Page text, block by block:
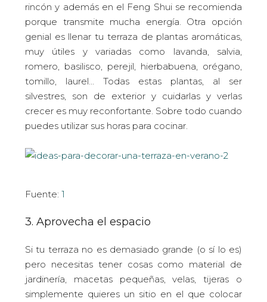
rincón y además en el Feng Shui se recomienda
porque transmite mucha energía. Otra opción
genial es llenar tu terraza de plantas aromáticas,
muy útiles y variadas como lavanda, salvia,
romero, basilisco, perejil, hierbabuena, orégano,
tomillo, laurel… Todas estas plantas, al ser
silvestres, son de exterior y cuidarlas y verlas
crecer es muy reconfortante. Sobre todo cuando
puedes utilizar sus horas para cocinar.
Fuente: 1
3. Aprovecha el espacio
Si tu terraza no es demasiado grande (o sí lo es)
pero necesitas tener cosas como material de
jardinería, macetas pequeñas, velas, tijeras o
simplemente quieres un sitio en el que colocar